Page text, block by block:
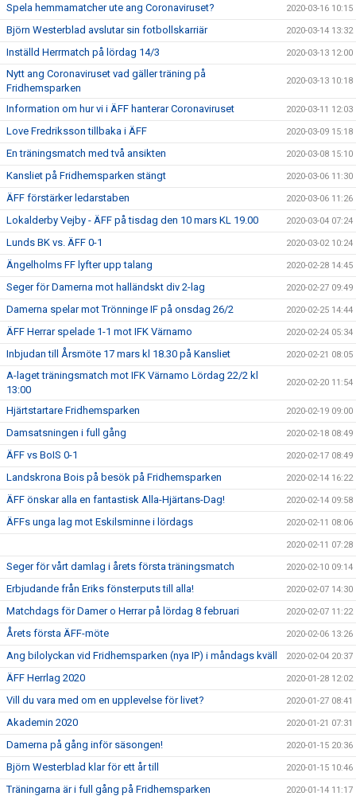
Spela hemmamatcher ute ang Coronaviruset? 2020-03-16 10:15
Björn Westerblad avslutar sin fotbollskarriär 2020-03-14 13:32
Inställd Herrmatch på lördag 14/3 2020-03-13 12:00
Nytt ang Coronaviruset vad gäller träning på
Fridhemsparken
2020-03-13 10:18
Information om hur vi i ÄFF hanterar Coronaviruset 2020-03-11 12:03
Love Fredriksson tillbaka i ÄFF 2020-03-09 15:18
En träningsmatch med två ansikten 2020-03-08 15:10
Kansliet på Fridhemsparken stängt 2020-03-06 11:30
ÄFF förstärker ledarstaben 2020-03-06 11:26
Lokalderby Vejby - ÄFF på tisdag den 10 mars KL 19.00 2020-03-04 07:24
Lunds BK vs. ÄFF 0-1 2020-03-02 10:24
Ängelholms FF lyfter upp talang 2020-02-28 14:45
Seger för Damerna mot halländskt div 2-lag 2020-02-27 09:49
Damerna spelar mot Trönninge IF på onsdag 26/2 2020-02-25 14:44
ÄFF Herrar spelade 1-1 mot IFK Värnamo 2020-02-24 05:34
Inbjudan till Årsmöte 17 mars kl 18.30 på Kansliet 2020-02-21 08:05
A-laget träningsmatch mot IFK Värnamo Lördag 22/2 kl
13:00
2020-02-20 11:54
Hjärtstartare Fridhemsparken 2020-02-19 09:00
Damsatsningen i full gång 2020-02-18 08:49
ÄFF vs BoIS 0-1 2020-02-17 08:49
Landskrona Bois på besök på Fridhemsparken 2020-02-14 16:22
ÄFF önskar alla en fantastisk Alla-Hjärtans-Dag! 2020-02-14 09:58
ÄFFs unga lag mot Eskilsminne i lördags 2020-02-11 08:06
2020-02-11 07:28
Seger för vårt damlag i årets första träningsmatch 2020-02-10 09:14
Erbjudande från Eriks fönsterputs till alla! 2020-02-07 14:30
Matchdags för Damer o Herrar på lördag 8 februari 2020-02-07 11:22
Årets första ÄFF-möte 2020-02-06 13:26
Ang bilolyckan vid Fridhemsparken (nya IP) i måndags kväll 2020-02-04 20:37
ÄFF Herrlag 2020 2020-01-28 12:02
Vill du vara med om en upplevelse för livet? 2020-01-27 08:41
Akademin 2020 2020-01-21 07:31
Damerna på gång inför säsongen! 2020-01-15 20:36
Björn Westerblad klar för ett år till 2020-01-15 10:46
Träningarna är i full gång på Fridhemsparken 2020-01-14 11:17